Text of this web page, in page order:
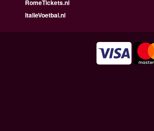
RomeTickets.nl
ItalieVoetbal.nl